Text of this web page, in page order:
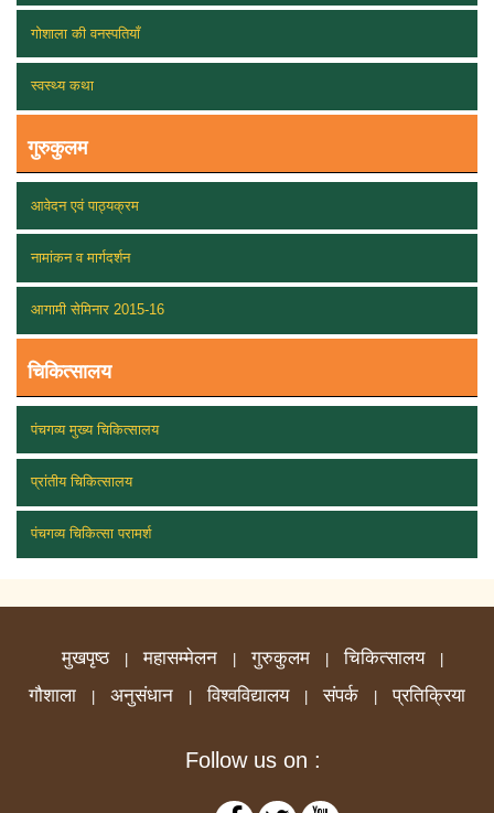
गोशाला की वनस्पतियाँ
स्वस्थ्य कथा
गुरुकुलम
आवेदन एवं पाठ्यक्रम
नामांकन व मार्गदर्शन
आगामी सेमिनार 2015-16
चिकित्सालय
पंचगव्य मुख्य चिकित्सालय
प्रांतीय चिकित्सालय
पंचगव्य चिकित्सा परामर्श
मुखपृष्ठ महासम्मेलन गुरुकुलम चिकित्सालय
गौशाला अनुसंधान विश्वविद्यालय संपर्क प्रतिक्रिया
Follow us on :